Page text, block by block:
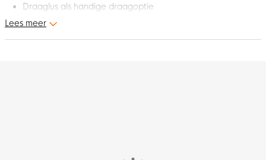
Draaglus als handige draagoptie
Dit is de nieuwe Nike Elemental Premium Rugzak Zwart
Lees meer